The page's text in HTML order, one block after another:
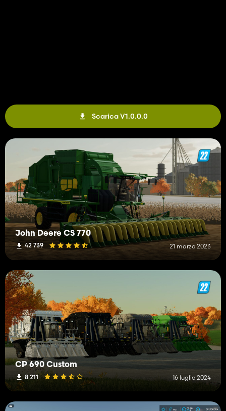
Scarica V1.0.0.0
John Deere CS 770
42 739 21 marzo 2023
CP 690 Custom
8 211 16 luglio 2024